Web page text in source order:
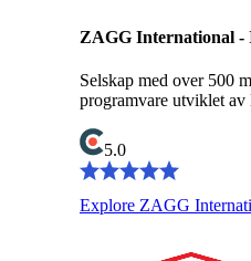
ZAGG International -
Selskap med over 500
programvare utviklet
5.0
Explore ZAGG